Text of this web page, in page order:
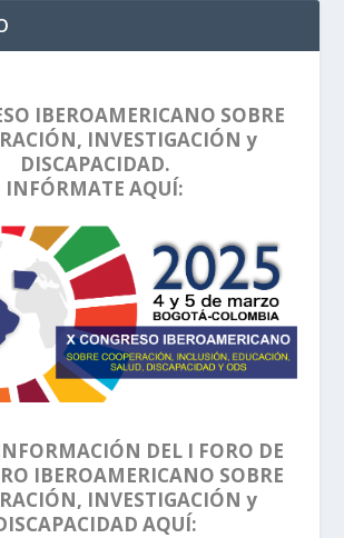
IBEROAMERICANO SOBRE
INVESTIGACIÓN y
DISCAPACIDAD.
INFÓRMATE AQUÍ:
DEL I FORO DE
IBEROAMERICANO SOBRE
INVESTIGACIÓN y
AQUÍ: